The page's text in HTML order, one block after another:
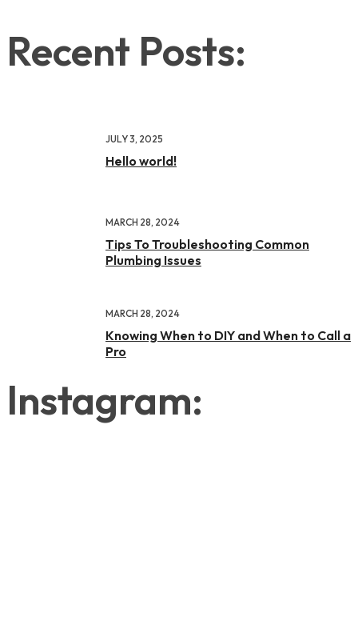
Recent Posts:
JULY 3, 2025
Hello world!
MARCH 28, 2024
Tips To Troubleshooting Common
Plumbing Issues
MARCH 28, 2024
Knowing When to DIY and When to Call a
Pro
Instagram: